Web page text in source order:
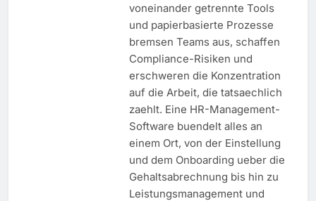
voneinander getrennte Tools
und papierbasierte Prozesse
bremsen Teams aus, schaffen
Compliance-Risiken und
erschweren die Konzentration
auf die Arbeit, die tatsaechlich
zaehlt. Eine HR-Management-
Software buendelt alles an
einem Ort, von der Einstellung
und dem Onboarding ueber die
Gehaltsabrechnung bis hin zu
Leistungsmanagement und